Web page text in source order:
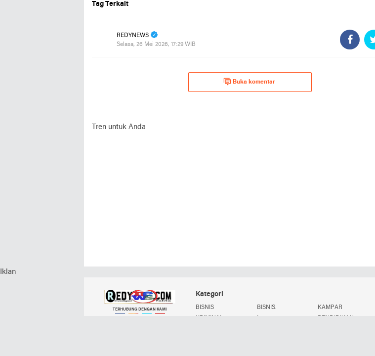
Tag Terkait
REDYNEWS
Selasa, 26 Mei 2026, 17:29 WIB
Buka komentar
Tren untuk Anda
Iklan
TERHUBUNG DENGAN KAMI
Kategori
BISNIS BISNIS. KAMPAR